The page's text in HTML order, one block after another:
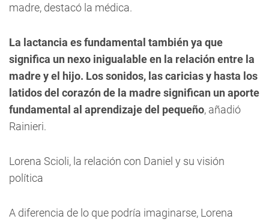
madre, destacó la médica.
La lactancia es fundamental también ya que
significa un nexo inigualable en la relación entre la
madre y el hijo. Los sonidos, las caricias y hasta los
latidos del corazón de la madre significan un aporte
fundamental al aprendizaje del pequeño, añadió
Rainieri.
Lorena Scioli, la relación con Daniel y su visión
política
A diferencia de lo que podría imaginarse, Lorena